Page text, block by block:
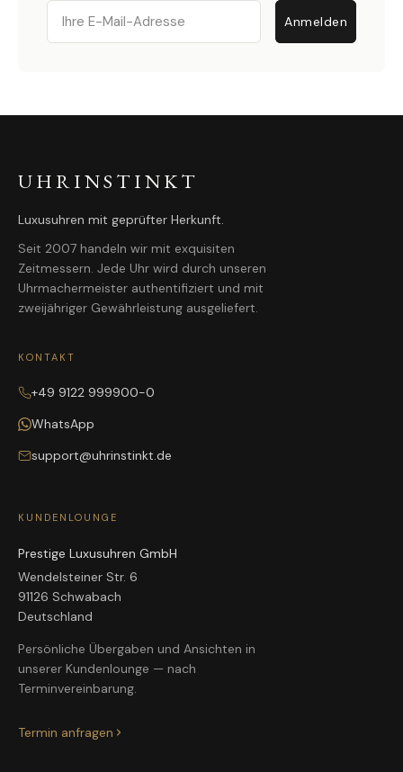
Email
Anmelden
UHRINSTINKT
Luxusuhren mit geprüfter Herkunft.
Seit 2007 handeln wir mit exquisiten
Zeitmessern. Jede Uhr wird durch unseren
Uhrmachermeister authentifiziert und mit
zweijähriger Gewährleistung ausgeliefert.
KONTAKT
+49 9122 999900-0
WhatsApp
support@uhrinstinkt.de
KUNDENLOUNGE
Prestige Luxusuhren GmbH
Wendelsteiner Str. 6
91126 Schwabach
Deutschland
Persönliche Übergaben und Ansichten in
unserer Kundenlounge — nach
Terminvereinbarung.
Termin anfragen